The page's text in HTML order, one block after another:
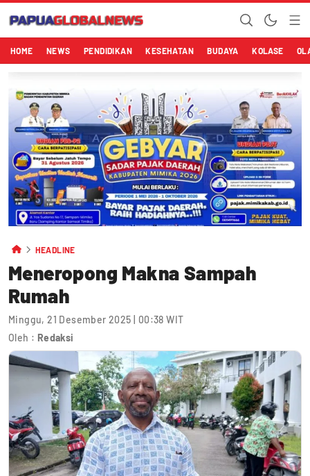
HOME NEWS PENDIDIKAN KESEHATAN BUDAYA KOLASE
HEADLINE
Meneropong Makna Sampah
Rumah
Minggu, 21 Desember 2025 | 00:38 WIT
Oleh : Redaksi